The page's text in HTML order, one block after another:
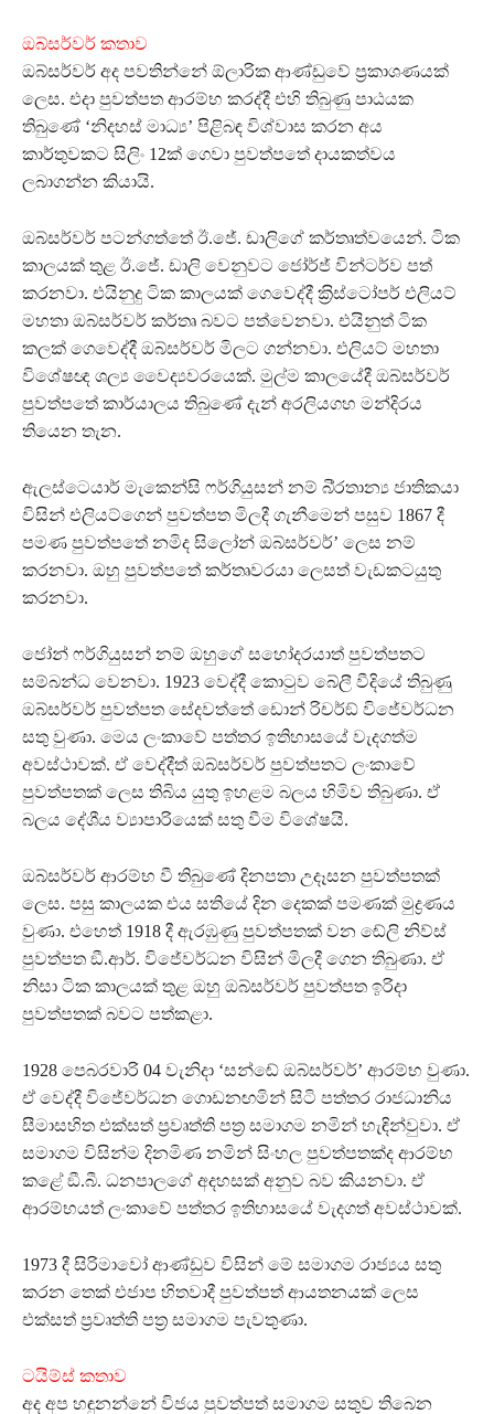
ඔබ්සර්වර් කතාව‍
ඔබ්සර්වර් අද පවතින්නේ ඕලාරික ආණ්ඩුවේ ප‍්‍රකාශණයක්
ලෙස. එදා පුවත්පත ආරම්භ කරද්දී එහි තිබුණු පාඨයක
තිබුණේ ‘නිදහස් මාධ්‍ය’ පිළිබඳ විශ්වාස කරන අය
කාර්තුවකට සිලිං 12ක් ගෙවා පුවත්පතේ දායකත්වය
ලබාගන්න කියායි.
ඔබ්සර්වර් පටන්ගත්තේ ඊ.ජේ. ඩාලිගේ කර්තෘත්වයෙන්. ටික
කාලයක් තුළ ඊ.ජේ. ඩාලි වෙනුවට ජෝර්ජ් වින්ටර්ව පත්
කරනවා. එයිනුදු ටික කාලයක් ගෙවෙද්දී ක‍්‍රිස්ටෝපර් එලියට්
මහතා ඔබ්සර්වර් කර්තෘ බවට පත්වෙනවා. එයිනුත් ටික
කලක් ගෙවෙද්දී ඔබ්සර්වර් මිලට ගන්නවා. එලියට් මහතා
විශේෂඥ ශල්‍ය වෛද්‍යවරයෙක්. මුල්ම කාලයේදී ඔබ්සර්වර්
පුවත්පතේ කාර්යාලය තිබු‍ණේ දැන් අරලියගහ මන්දිරය
තියෙන තැන.
ඇලස්ටෙයාර් මැකෙන්සි ෆර්ගියුසන් නම් බි‍්‍රතාන්‍ය ජාතිකයා
විසින් එලියට්ගෙන් පුවත්පත මිලදී ගැනීමෙන් පසුව 1867 දී
පමණ පුවත්පතේ නමිද සිලෝන් ඔබ්සර්වර්’ ලෙස නම්
කරනවා. ඔහු පුවත්පතේ කර්තෘවරයා ලෙසත් වැඩකටයුතු
කරනවා.
ජෝන් ෆර්ගියුසන් නම් ඔහුගේ සහෝදරයාත් පුවත්පතට
සම්බන්ධ වෙනවා. 1923 වෙද්දී කොටුව බේලී වීදියේ තිබුණු
ඔබ්සර්වර් පුවත්පත සේදවත්තේ ඩොන් රිචර්ඞ් විජේවර්ධන
සතු වුණා. මෙය ලංකාවේ පත්තර ඉතිහාසයේ වැදගත්ම
අවස්ථාවක්. ඒ වෙද්දීත් ඔබ්සර්වර් පුවත්පතට ලංකාවේ
පුවත්පතක් ලෙස තිබිය යුතු ඉහළම බලය හිමිව තිබුණා. ඒ
බලය දේශීය ව්‍යාපාරියෙක් සතු වීම විශේෂයි.
ඔබ්සර්වර් ආරම්භ වී තිබුණේ දිනපතා උදෑසන පුවත්පතක්
ලෙස. පසු කාලයක එය සතියේ දින දෙකක් පමණක් මුද්‍රණය
වුණා. එහෙත් 1918 දී ඇරඹුණු පුවත්පතක් වන ඬේලි නිව්ස්
පුවත්පත ඞී.ආර්. විජේවර්ධන විසින් මිලදී ගෙන තිබුණා. ඒ
නිසා ටික කාලයක් තුළ ඔහු ඔබ්සර්වර් පුවත්පත ඉරිදා
පුවත්පතක් බවට පත්කළා.
1928 පෙබරවාරි 04 වැනිදා ‘සන්ඬේ ඔබ්සර්වර්’ ආරම්භ වුණා.
ඒ වෙද්දී විජේවර්ධන ගොඩනඟමින් සිටි පත්තර රාජධානිය
සීමාසහිත එක්සත් ප‍්‍රවෘත්ති පත‍්‍ර සමාගම නමින් හැඳින්වුවා. ඒ
සමාගම විසින්ම දිනමිණ නමින් සිංහල පුවත්පතක්ද ආරම්භ
කළේ ඞී.බී. ධනපාලගේ අදහසක් අනුව බව කියනවා. ඒ
ආරම්භයත් ලංකාවේ පත්තර ඉතිහාසයේ වැදගත් අවස්ථාවක්.
1973 දී සිරිමාවෝ ආණ්ඩුව විසින් මේ සමාගම රාජ්‍යය සතු
කරන තෙක් එජාප හිතවාදී පුවත්පත් ආයතනයක් ලෙස
එක්සත් ප‍්‍රවෘත්ති පත‍්‍ර සමාගම පැවතුණා.
ටයිම්ස් කතාව
අද අප හඳුනන්නේ විජය පුවත්පත් සමාගම සතුව තිබෙන